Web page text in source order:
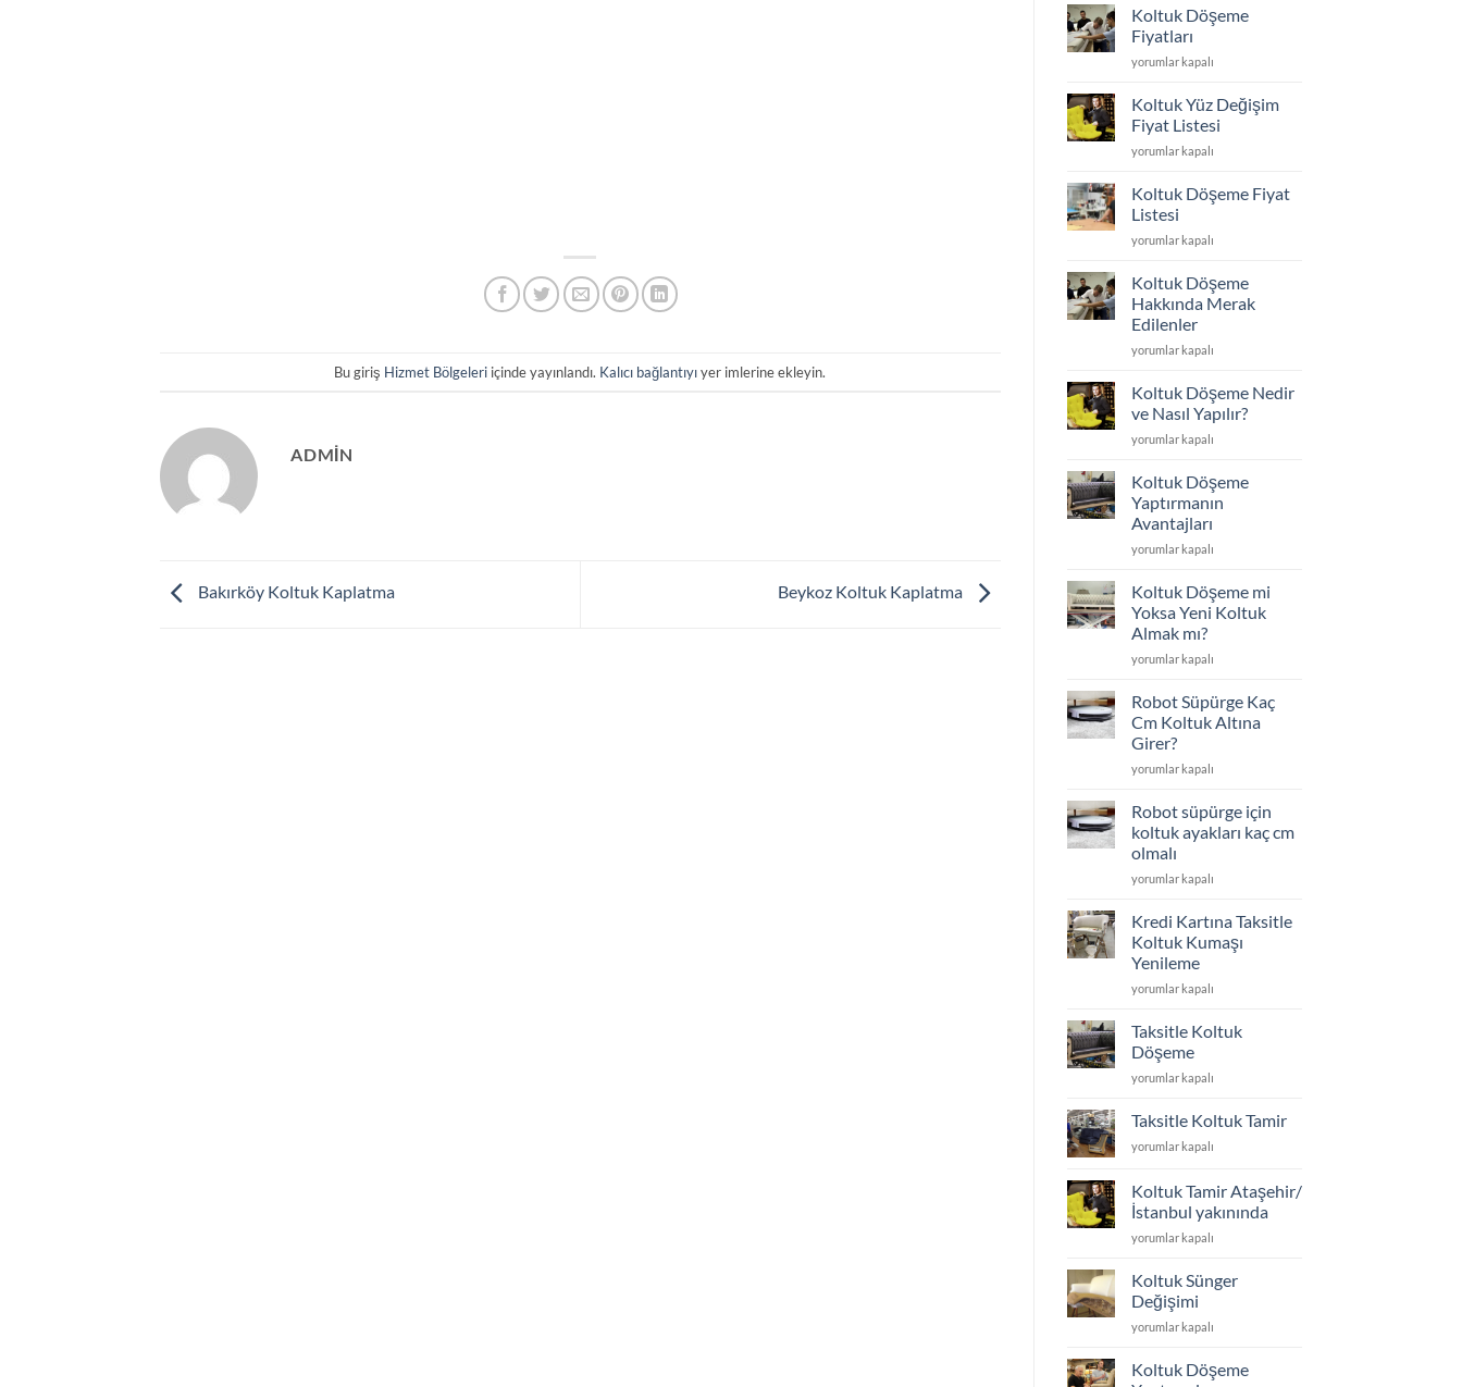
Bu giriş Hizmet Bölgeleri içinde yayınlandı. Kalıcı bağlantıyıyer imlerine ekleyin.
ADMIN
Bakırköy Koltuk Kaplatma Beykoz Koltuk Kaplatma
Hangisi?
için
Fiyatları
Koltuk Döşeme
Fiyatları
Koltuk
Fiyatları
yorumlar kapalı
Koltuk Yüz Değişim
Fiyat Listesi
Koltuk
Değişim
Listesi
için
yorumlar kapalı
Koltuk Döşeme Fiyat
Listesi
Koltuk
Fiyat
için
yorumlar kapalı
Koltuk Döşeme
Hakkında Merak
Edilenler
Koltuk
Hakkında
Edilenler
için
yorumlar kapalı
Koltuk Döşeme Nedir
ve Nasıl Yapılır?
Koltuk
Nedir
Nasıl
Yapılır?
için
yorumlar kapalı
Koltuk Döşeme
Yaptırmanın
Avantajları
Koltuk
Yaptırmanın
için
yorumlar kapalı
Koltuk Döşeme mi
Yoksa Yeni Koltuk
Almak mı?
Koltuk
mi
Yeni
Koltuk
Almak
için
yorumlar kapalı
Robot Süpürge Kaç
Cm Koltuk Altına
Girer?
Robot
Kaç
Koltuk
Altına
Girer?
yorumlar kapalı
Robot süpürge için
koltuk ayakları kaç cm
olmalı
Robot
için
ayakları
kaç
cm
için
yorumlar kapalı
Kredi Kartına Taksitle
Koltuk Kumaşı
Yenileme
Kredi
Taksitle
Kumaşı
Yenileme
yorumlar kapalı
Taksitle Koltuk
Döşeme
Taksitle
Döşeme
yorumlar kapalı
Taksitle Koltuk Tamir
Taksitle
için
yorumlar kapalı
Koltuk Tamir Ataşehir/
İstanbul yakınında
Koltuk
Ataşehir/
İstanbul
yakınında
için
yorumlar kapalı
Koltuk Sünger
Değişimi
Koltuk
Değişimi
yorumlar kapalı
Koltuk Döşeme